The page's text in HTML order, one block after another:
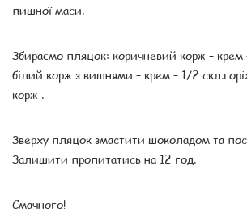
пишної маси.
Збираємо пляцок: коричневий корж – крем
білий корж з вишнями – крем – 1/2
корж .
Зверху пляцок змастити шоколадом та
Залишити пропитатись на 12 год.
Смачного!